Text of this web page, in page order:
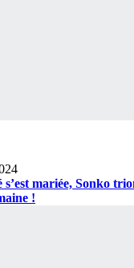
mariée, Sonko
!